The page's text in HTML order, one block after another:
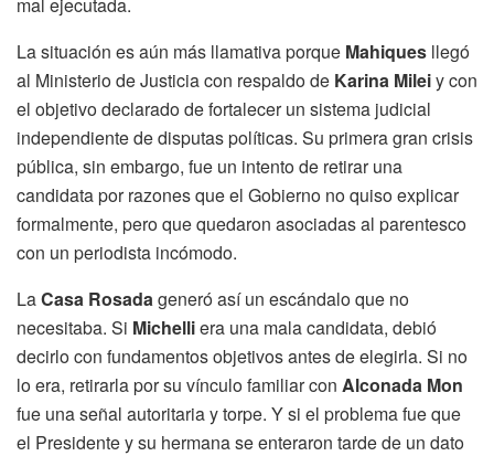
La situación es aún más llamativa porque Mahiques llegó
al Ministerio de Justicia con respaldo de Karina Mileiy con
el objetivo declarado de fortalecer un sistema judicial
independiente de disputas políticas. Su primera gran crisis
pública, sin embargo, fue un intento de retirar una
candidata por razones que el Gobierno no quiso explicar
formalmente, pero que quedaron asociadas al parentesco
con un periodista incómodo.
LaCasa Rosadageneró así un escándalo que no
necesitaba. Si Michelliera una mala candidata, debió
decirlo con fundamentos objetivos antes de elegirla. Si no
lo era, retirarla por su vínculo familiar con Alconada Mon
fue una señal autoritaria y torpe. Y si el problema fue que
el Presidente y su hermana se enteraron tarde de un dato